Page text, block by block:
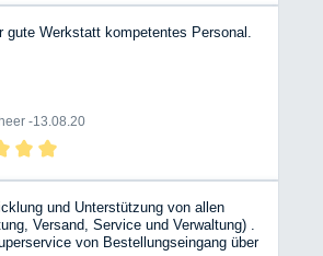
gute Werkstatt kompetentes Personal.
-13.08.20
und Unterstützung von allen
Versand, Service und Verwaltung) .
von Bestellungseingang über